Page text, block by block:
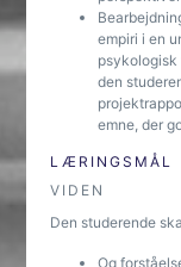
empiri i en
den
emne, der
LÆRINGSMÅL
VIDEN
Den studerende
Og